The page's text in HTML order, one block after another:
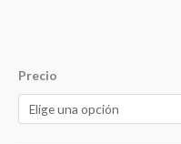
Precio
TEMAZCAL
(NOCHE
MAYA)